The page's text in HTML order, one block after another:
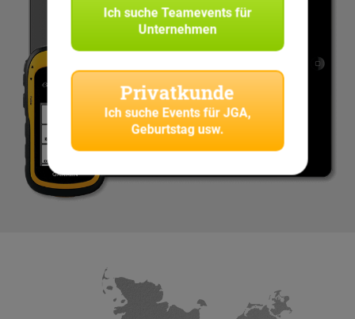
Ich sucheTeamevents für
Unternehmen
Privatkunde
Ich suche Events für JGA,
Geburtstag usw.